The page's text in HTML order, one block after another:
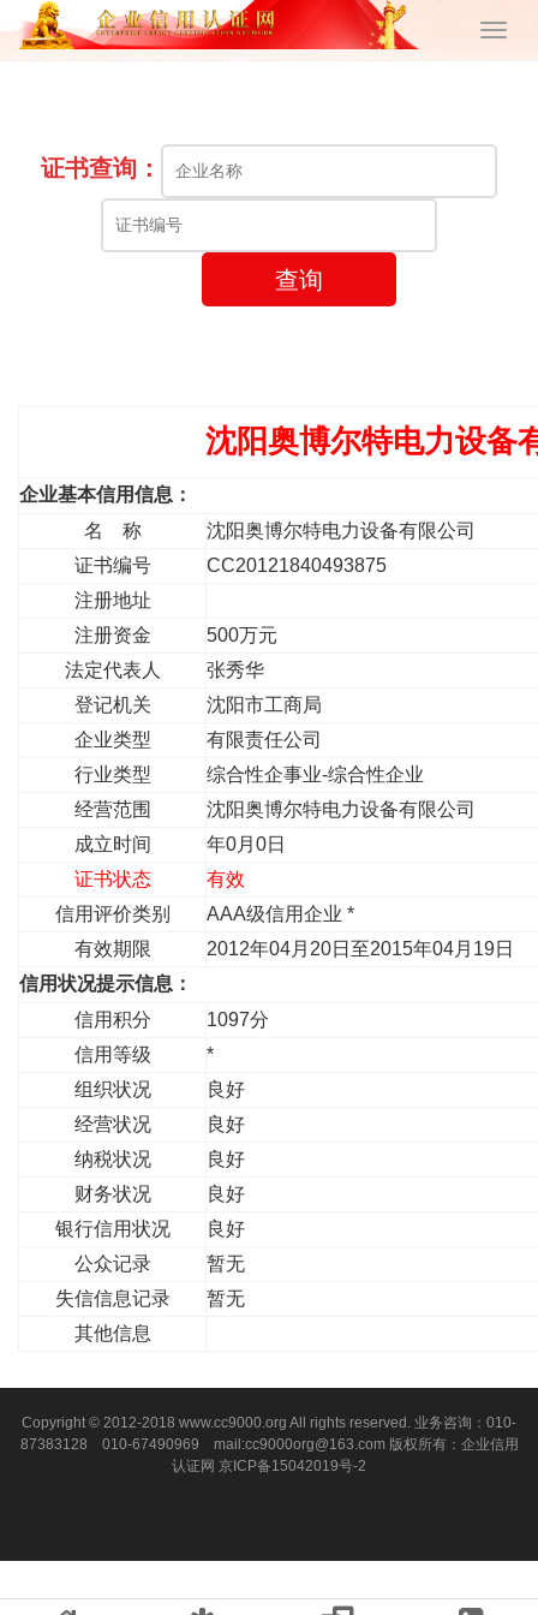
证书查询：
查询
沈阳奥博尔特电力设备
企业基本信用信息：
名 称
沈阳奥博尔特电力设备有限公司
证书编号
CC20121840493875
注册地址
注册资金
500万元
法定代表人
张秀华
登记机关
沈阳市工商局
企业类型
有限责任公司
行业类型
综合性企事业-综合性企业
经营范围
沈阳奥博尔特电力设备有限公司
成立时间
年0月0日
证书状态
有效
信用评价类别
AAA级信用企业 *
有效期限
2012年04月20日至2015年04月19日
信用状况提示信息：
信用积分
1097分
信用等级
*
组织状况
良好
经营状况
良好
纳税状况
良好
财务状况
良好
银行信用状况
良好
公众记录
暂无
失信信息记录
暂无
其他信息
Copyright © 2012-2018 www.cc9000.org All rights reserved. 业务咨询：010-
87383128 010-67490969 mail:cc9000org@163.com 版权所有：企业信用
认证网 京ICP备15042019号-2